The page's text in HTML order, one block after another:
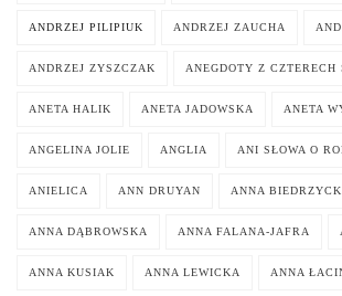
ANDRZEJ PILIPIUK ANDRZEJ ZAUCHA
ANDRZEJ ZYSZCZAK ANEGDOTY Z CZTERECH
ANETA HALIK ANETA JADOWSKA ANETA
ANGELINA JOLIE ANGLIA ANI SŁOWA O
ANIELICA ANN DRUYAN ANNA
ANNA DĄBROWSKA ANNA FALANA-JAFRA
ANNA KUSIAK ANNA LEWICKA ANNA